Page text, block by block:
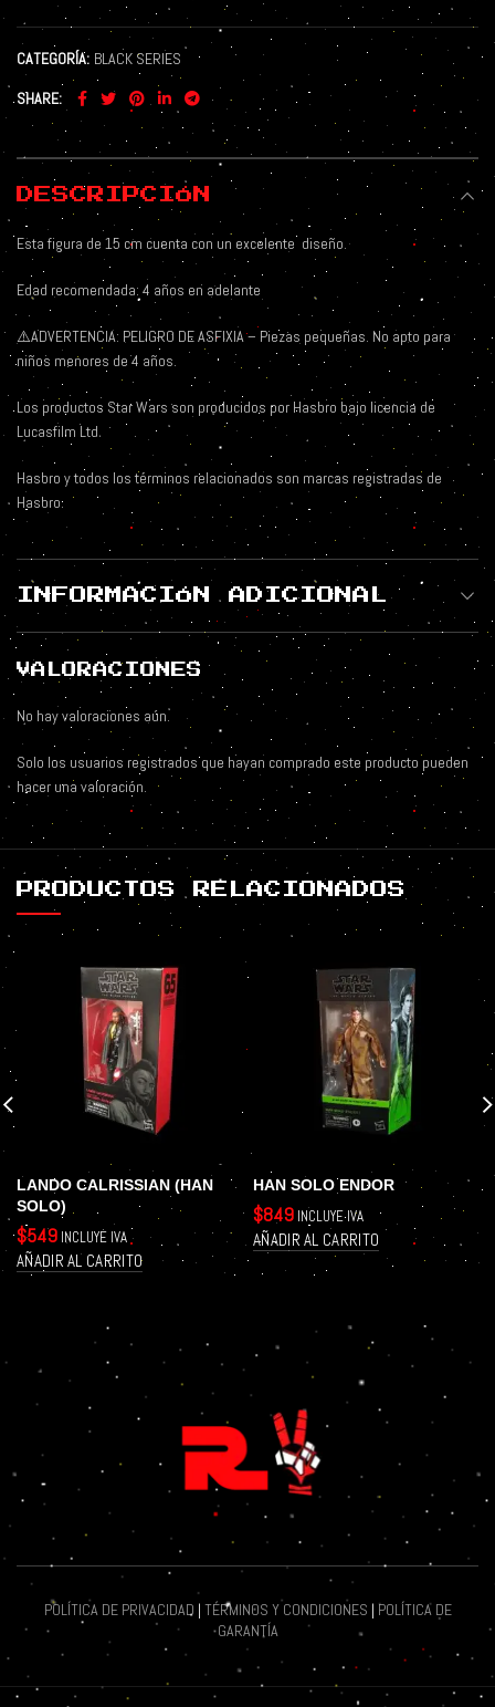
CATEGORÍA: BLACK SERIES
SHARE
DESCRIPCIÓN
Esta figura de 15 cm cuenta con un excelente diseño.
Edad recomendada: 4 años en adelante
⚠️ADVERTENCIA: PELIGRO DE ASFIXIA – Piezas pequeñas. No apto para
niños menores de 4 años.
Los productos Star Wars son producidos por Hasbro bajo licencia de
Lucasfilm Ltd.
Hasbro y todos los términos relacionados son marcas registradas de
Hasbro.
INFORMACIÓN ADICIONAL
VALORACIONES
No hay valoraciones aún.
Solo los usuarios registrados que hayan comprado este producto pueden
hacer una valoración.
PRODUCTOS RELACIONADOS
LANDO CALRISSIAN (HAN
SOLO)
$549 INCLUYE IVA
AÑADIR AL CARRITO
HAN SOLO ENDOR
$849 INCLUYE IVA
AÑADIR AL CARRITO
POLÍTICA DE PRIVACIDAD | TÉRMINOS Y CONDICIONES | POLÍTICA DE
GARANTÍA